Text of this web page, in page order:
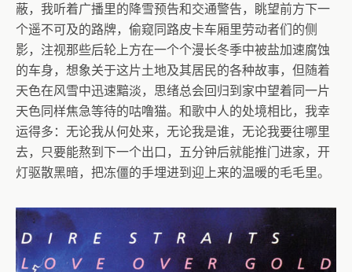
蔽，我听着广播里的降雪预告和交通警告，眺望前方下一
个遥不可及的路牌，偷窥同路皮卡车厢里劳动者们的侧
影，注视那些后轮上方在一个个漫长冬季中被盐加速腐蚀
的车身，想象关于这片土地及其居民的各种故事，但随着
天色在风雪中迅速黯淡，思绪总会回归到家中望着同一片
天色同样焦急等待的咕噜猫。和歌中人的处境相比，我幸
运得多：无论我从何处来，无论我是谁，无论我要往哪里
去，只要能熬到下一个出口，五分钟后就能推门进家，开
灯驱散黑暗，把冻僵的手埋进到迎上来的温暖的毛毛里。